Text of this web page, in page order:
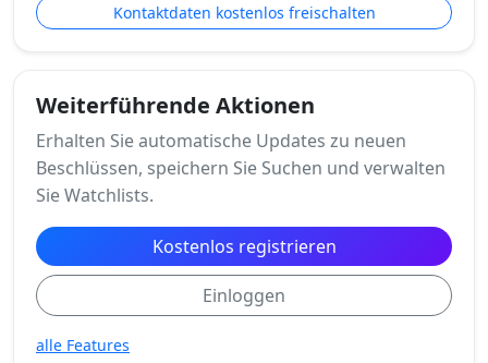
Kontaktdaten kostenlos freischalten
Weiterführende Aktionen
Erhalten Sie automatische Updates zu neuen
Beschlüssen, speichern Sie Suchen und verwalten
Sie Watchlists.
Kostenlos registrieren
Einloggen
alle Features